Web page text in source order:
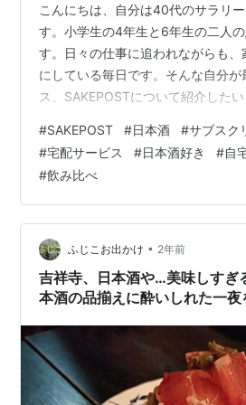
こんにちは、自分は40代のサラリ
す。小学生の4年生と6年生の二人
す。日々の仕事に追われながらも
にしている毎日です。そんな自分
ス、SAKEPOSTについて紹介した
です。 この記事の目次 SAKEPOST
日本酒をお届け SAKEPOSTの特徴
インアップ 手軽に楽しめる利便性
SAKEPOSTの利用方法 サブスクリ
送の流れ SAKEPOSTを利用するメ
も安…
#SAKEPOST #日本酒 #サブスク
#宅配サービス #日本酒好き #自
#飲み比べ
ふじこお出かけ • 2年前
吉祥寺、日本酒や…美味しすぎ
本酒の品揃えに酔いしれた一